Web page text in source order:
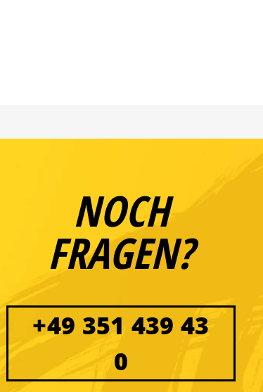
NOCH
FRAGEN?
+49 351 439 43
0